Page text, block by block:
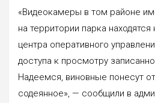
«Видеокамеры в том районе
на территории парка
центра оперативного
доступа к просмотру
Надеемся, виновные понесут
содеянное», — сообщили в